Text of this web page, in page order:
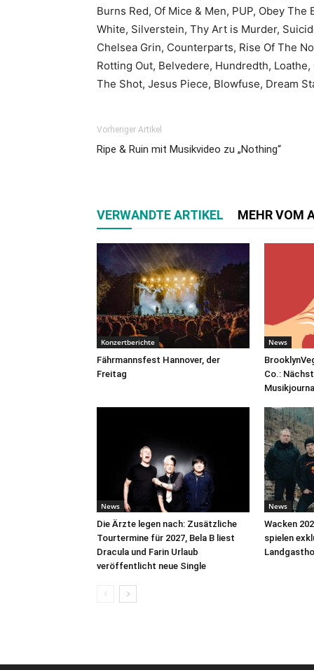
Burns Red, Of Mice & Men, PUP, Obey
White, Silverstein, Thy Art is Murder,
Chelsea Grin, Counterparts, Rise Of The
Rotting Out, Belvedere, Hundredth,
The Shot, Jesus Piece, Blowfuse, Dream
Vorheriger Artikel
Ripe & Ruin mit Musikvideo zu „Nothing“
VERWANDTE ARTIKEL MEHR VOM
Konzertberichte
Fährmannsfest Hannover, der
Freitag
News
Co.:
News
Die Ärzte legen nach: Zusätzliche
Tourtermine für 2027, Bela B liest
Dracula und Farin Urlaub
veröffentlicht neue Single
News
Wacken
spielen